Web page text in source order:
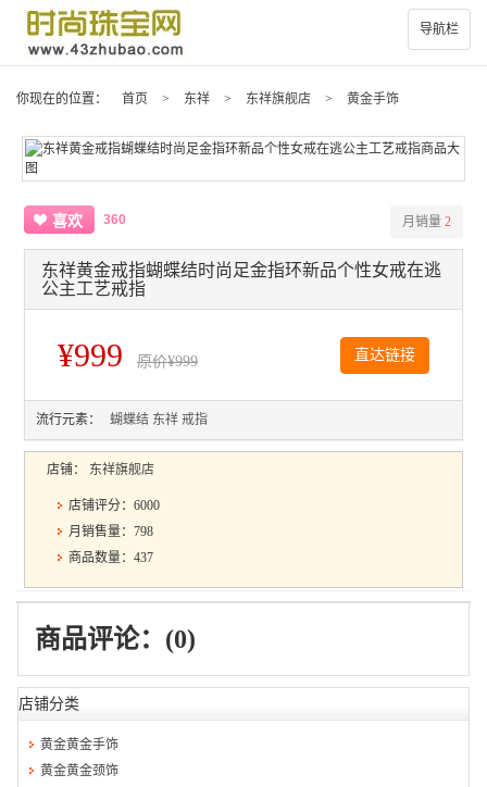
导航栏
你现在的位置： 首页 > 东祥 > 东祥旗舰店 > 黄金手饰
喜欢 360 月销量 2
东祥黄金戒指蝴蝶结时尚足金指环新品个性女戒在逃
公主工艺戒指
¥999 原价¥999 直达链接
流行元素： 蝴蝶结 东祥 戒指
店铺： 东祥旗舰店
店铺评分：6000
月销售量：798
商品数量：437
商品评论：(0)
店铺分类
黄金黄金手饰
黄金黄金颈饰